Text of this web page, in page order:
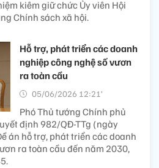
kiêm giữ chức Ủy viên Hội
Chính sách xã hội.
Hỗ trợ, phát triển các doanh
nghiệp công nghệ số vươn
ra toàn cầu
05/06/2026 12:21’
Phó Thủ tướng Chính phủ
định 982/QĐ-TTg (ngày
án hỗ trợ, phát triển các doanh
ra toàn cầu đến năm 2030,